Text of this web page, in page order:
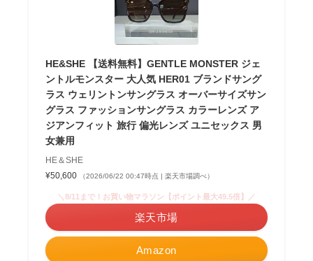
HE&SHE 【送料無料】GENTLE MONSTER ジェ
ントルモンスター 大人気 HER01 ブランドサング
ラス ウェリントンサングラス オーバーサイズサン
グラス ファッションサングラス カラーレンズ ア
ジアンフィット 旅行 偏光レンズ ユニセックス 男
女兼用
HE＆SHE
¥50,600
（2026/06/22 00:47時点 | 楽天市場調べ）
Amazon
＼8/11まで！お買い物マラソン【ポイント最大49.5倍】／
楽天市場